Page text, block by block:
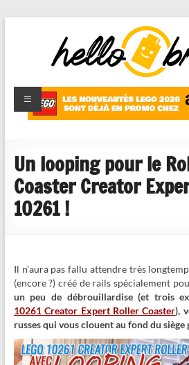
HelloBricks
Blog LEGO,
nouveaut�s
reviews
Un looping pour le
Coaster Creator
10261 !
Il n’aura pas fallu attendre très
(encore ?) créé de rails spécialement
un peu de débrouillardise (et trois
10261 Creator Expert Roller Coaster),
russes qui vous clouent au fond du